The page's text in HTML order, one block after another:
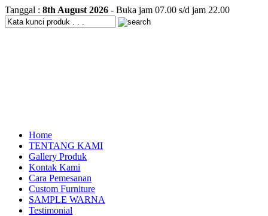
Tanggal : 8th August 2026 - Buka jam 07.00 s/d jam 22.00
Home
TENTANG KAMI
Gallery Produk
Kontak Kami
Cara Pemesanan
Custom Furniture
SAMPLE WARNA
Testimonial